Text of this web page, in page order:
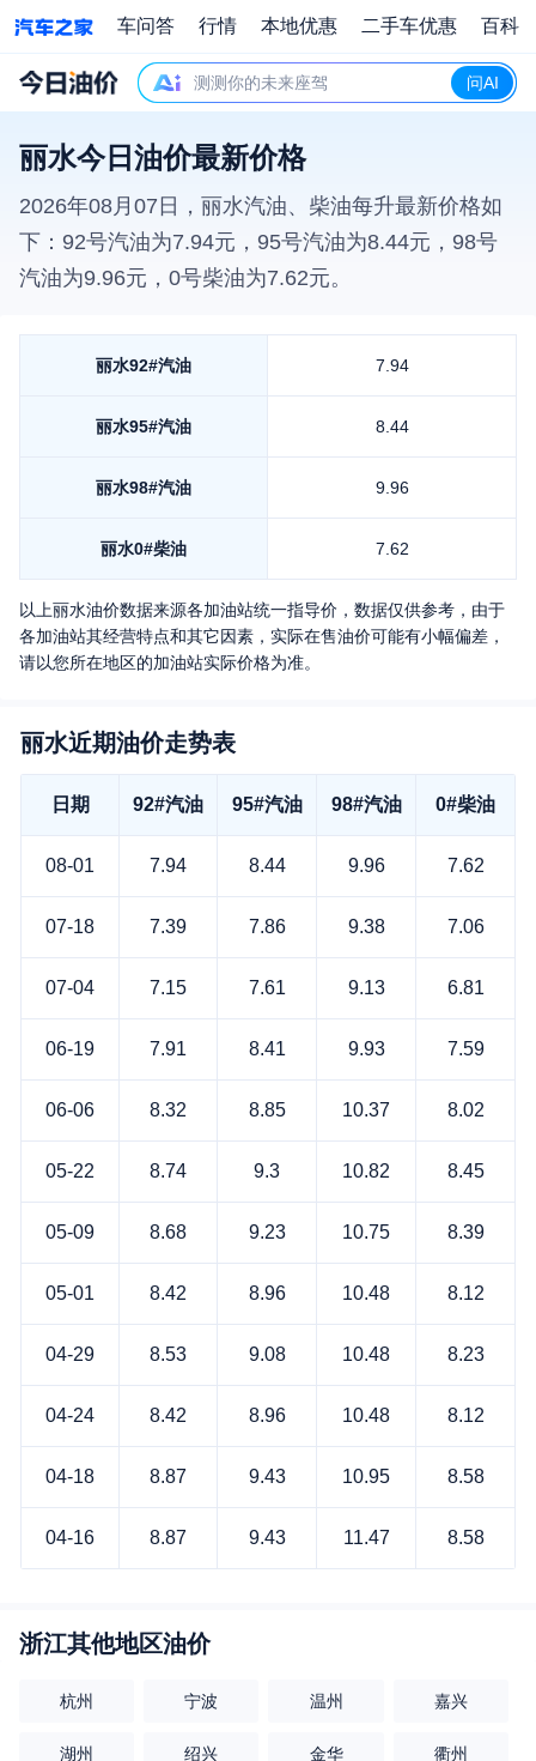
车问答 行情 本地优惠 二手车优惠 百科
测测你的未来座驾 问AI
丽水今日油价最新价格
2026年08月07日 ， 丽水汽油、柴油每升最新价格如
下：92号汽油为7.94元，95号汽油为8.44元，98号
汽油为9.96元，0号柴油为7.62元。
丽水92#汽油 7.94
丽水95#汽油 8.44
丽水98#汽油 9.96
丽水0#柴油 7.62
以上丽水油价数据来源各加油站统一指导价，数据仅供参考，由于
各加油站其经营特点和其它因素，实际在售油价可能有小幅偏差，
请以您所在地区的加油站实际价格为准。
丽水近期油价走势表
日期 92#汽油 95#汽油 98#汽油 0#柴油
08-01 7.94 8.44 9.96 7.62
07-18 7.39 7.86 9.38 7.06
07-04 7.15 7.61 9.13 6.81
06-19 7.91 8.41 9.93 7.59
06-06 8.32 8.85 10.37 8.02
05-22 8.74 9.3 10.82 8.45
05-09 8.68 9.23 10.75 8.39
05-01 8.42 8.96 10.48 8.12
04-29 8.53 9.08 10.48 8.23
04-24 8.42 8.96 10.48 8.12
04-18 8.87 9.43 10.95 8.58
04-16 8.87 9.43 11.47 8.58
浙江其他地区油价
杭州 宁波 温州 嘉兴
湖州 绍兴 金华 衢州